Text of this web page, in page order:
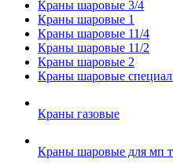
Краны шаровые 3/4
Краны шаровые 1
Краны шаровые 11/4
Краны шаровые 11/2
Краны шаровые 2
Краны шаровые
Краны газовые
Краны шаровые для мп